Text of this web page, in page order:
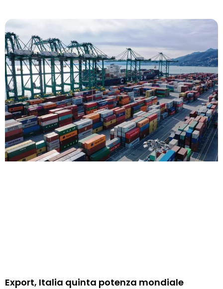
Export, Italia quinta potenza mondiale